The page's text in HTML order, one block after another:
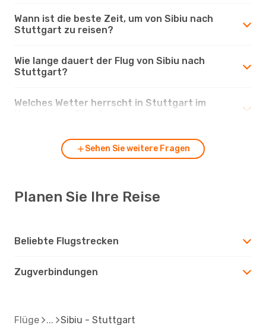
Wann ist die beste Zeit, um von Sibiu nach
Stuttgart zu reisen?
Wie lange dauert der Flug von Sibiu nach
Stuttgart?
Welches Wetter herrscht in Stuttgart im
Sehen Sie weitere Fragen
Planen Sie Ihre Reise
Beliebte Flugstrecken
Zugverbindungen
Flüge Sibiu - Stuttgart